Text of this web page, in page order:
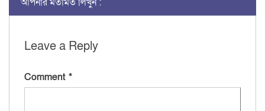
Leave a Reply
Comment *